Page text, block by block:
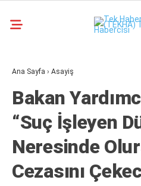
ASAYIŞ
GÜNDEM
GENEL
EKONOMI
Ana Sayfa › Asayiş
Bakan
“Suç İşleyen
Neresinde
Cezasını